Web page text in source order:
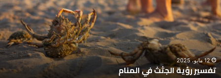
في
المنام
12 مايو، 2025
تفسير رؤية الجثث في المنام